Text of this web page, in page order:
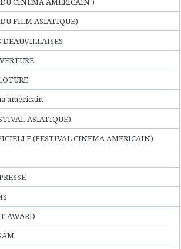
FILM ASIATIQUE)
DEAUVILLAISES
américain
ASIATIQUE)
(FESTIVAL CINEMA AMERICAIN)
AWARD